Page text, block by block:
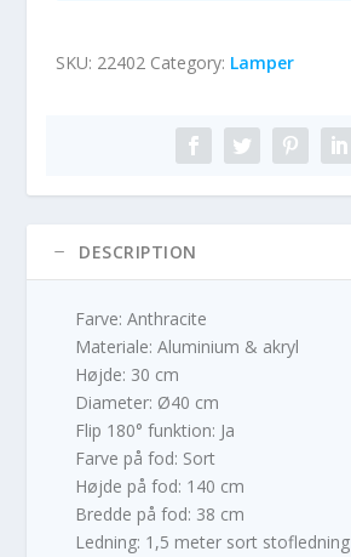
SKU: 22402 Category: Lamper
DESCRIPTION
Farve: Anthracite
Materiale: Aluminium & akryl
Højde: 30 cm
Diameter: Ø40 cm
Flip 180° funktion: Ja
Farve på fod: Sort
Højde på fod: 140 cm
Bredde på fod: 38 cm
Ledning: 1,5 meter sort stofledning